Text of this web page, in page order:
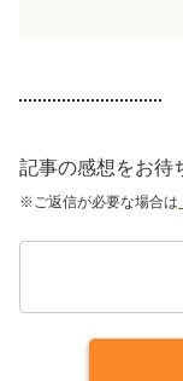
記事の感想をお待
※ご返信が必要な場合は